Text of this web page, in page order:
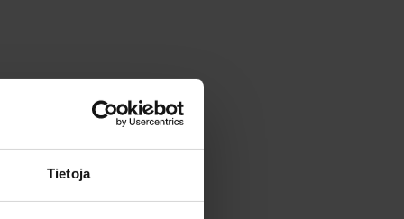
Tietoja